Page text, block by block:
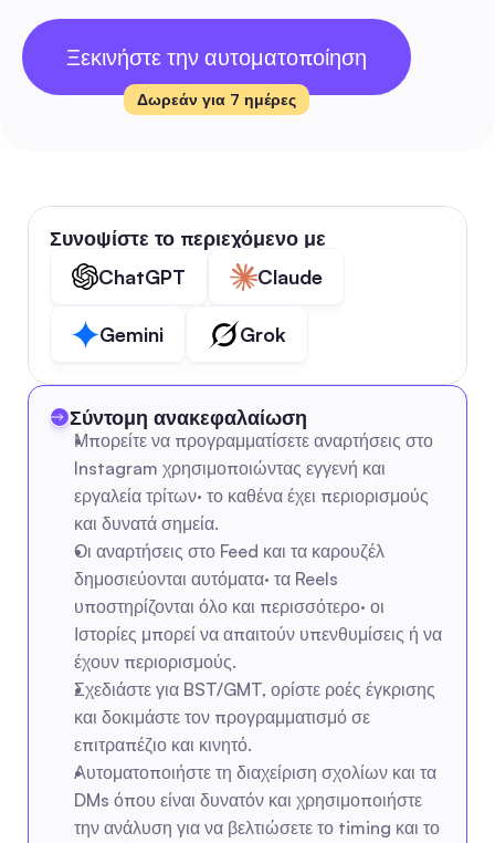
Ξεκινήστε την αυτοματοποίηση
Δωρεάν για 7 ημέρες
Συνοψίστε το περιεχόμενο με
ChatGPT
Claude
Gemini Grok
Σύντομη ανακεφαλαίωση
Μπορείτε να προγραμματίσετε αναρτήσεις στο
Instagram χρησιμοποιώντας εγγενή και
εργαλεία τρίτων· το καθένα έχει περιορισμούς
και δυνατά σημεία.
Οι αναρτήσεις στο Feed και τα καρουζέλ
δημοσιεύονται αυτόματα· τα Reels
υποστηρίζονται όλο και περισσότερο· οι
Ιστορίες μπορεί να απαιτούν υπενθυμίσεις ή να
έχουν περιορισμούς.
Σχεδιάστε για BST/GMT, ορίστε ροές έγκρισης
και δοκιμάστε τον προγραμματισμό σε
επιτραπέζιο και κινητό.
Αυτοματοποιήστε τη διαχείριση σχολίων και τα
DMs όπου είναι δυνατόν και χρησιμοποιήστε
την ανάλυση για να βελτιώσετε το timing και το